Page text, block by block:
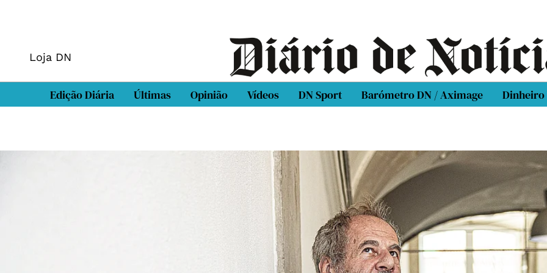
Loja DN
Edição Diária Últimas Opinião Vídeos DN Sport Barómetro DN / Aximage Dinheiro